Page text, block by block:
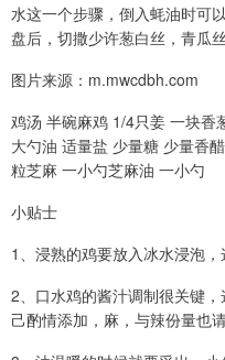
水这一个步骤，倒入蚝油时可
盘后，切撒少许葱白丝，青瓜
图片来源：m.mwcdbh.com
鸡汤 半碗麻鸡 1/4只姜 一块香
大勺油 适量盐 少量糖 少量香
粒芝麻 一小勺芝麻油 一小勺
小贴士
1、浸熟的鸡要放入冰水浸泡
2、口水鸡的酱汁调制很关键
己酌情添加，麻，与辣份量也